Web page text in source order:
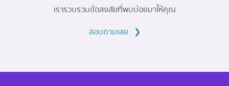
เรารวบรวมข้อสงสัยที่พบบ่อยมาให้คุณ
สอบถามเลย ❯